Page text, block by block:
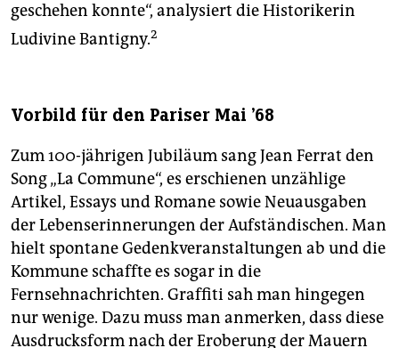
geschehen konnte“, analysiert die Historikerin
Ludivine Bantigny.2
Vorbild für den Pariser Mai '68
Zum 100-jährigen Jubiläum sang Jean Ferrat den
Song „La Commune“, es erschienen unzählige
Artikel, Essays und Romane sowie Neuausgaben
der Lebenserinnerungen der Aufständischen. Man
hielt spontane Gedenkveranstaltungen ab und die
Kommune schaffte es sogar in die
Fernsehnachrichten. Graffiti sah man hingegen
nur wenige. Dazu muss man anmerken, dass diese
Ausdrucksform nach der Eroberung der Mauern